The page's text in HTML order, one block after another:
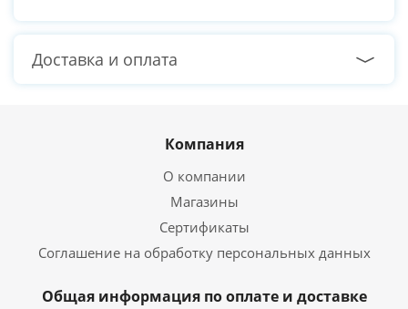
Доставка и оплата
Компания
О компании
Магазины
Сертификаты
Соглашение на обработку персональных данных
Общая информация по оплате и доставке